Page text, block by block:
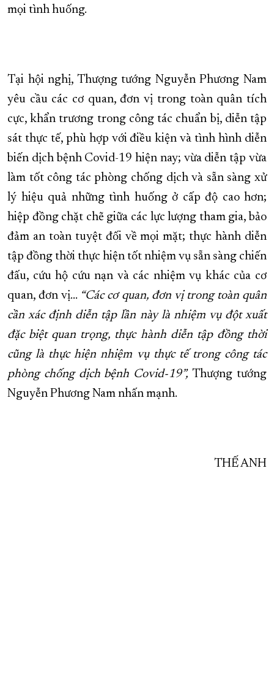
mọi tình huống.
Tại hội nghị, Thượng tướng Nguyễn Phương Nam
yêu cầu các cơ quan, đơn vị trong toàn quân tích
cực, khẩn trương trong công tác chuẩn bị, diễn tập
sát thực tế, phù hợp với điều kiện và tình hình diễn
biến dịch bệnh Covid-19 hiện nay; vừa diễn tập vừa
làm tốt công tác phòng chống dịch và sẵn sàng xử
lý hiệu quả những tình huống ở cấp độ cao hơn;
hiệp đồng chặt chẽ giữa các lực lượng tham gia, bảo
đảm an toàn tuyệt đối về mọi mặt; thực hành diễn
tập đồng thời thực hiện tốt nhiệm vụ sẵn sàng chiến
đấu, cứu hộ cứu nạn và các nhiệm vụ khác của cơ
quan, đơn vị… “Các cơ quan, đơn vị trong toàn quân
cần xác định diễn tập lần này là nhiệm vụ đột xuất
đặc biệt quan trọng, thực hành diễn tập đồng thời
cũng là thực hiện nhiệm vụ thực tế trong công tác
phòng chống dịch bệnh Covid-19”, Thượng tướng
Nguyễn Phương Nam nhấn mạnh.
THẾ ANH